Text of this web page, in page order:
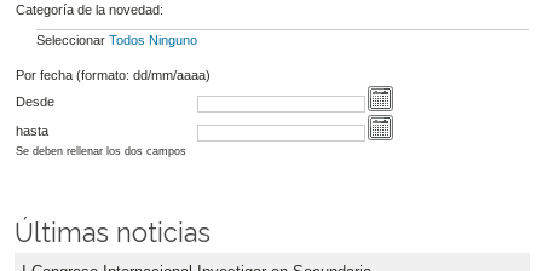
Categoría de la novedad:
Seleccionar Todos Ninguno
Por fecha (formato: dd/mm/aaaa)
Desde
hasta
Se deben rellenar los dos campos
Últimas noticias